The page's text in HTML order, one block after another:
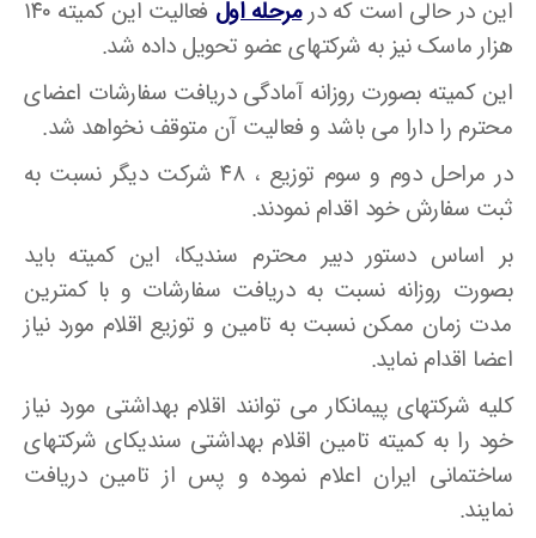
این در حالی است که درمرحله اول
فعالیت این کمیته ۱۴۰
هزار ماسک نیز به شرکتهای عضو تحویل داده شد.
این کمیته بصورت روزانه آمادگی دریافت سفارشات اعضای
محترم را دارا می باشد و فعالیت آن متوقف نخواهد شد.
در مراحل دوم و سوم توزیع ، ۴۸ شرکت دیگر نسبت به
ثبت سفارش خود اقدام نمودند.
بر اساس دستور دبیر محترم سندیکا، این کمیته باید
بصورت روزانه نسبت به دریافت سفارشات و با کمترین
مدت زمان ممکن نسبت به تامین و توزیع اقلام مورد نیاز
اعضا اقدام نماید.
کلیه شرکتهای پیمانکار می توانند اقلام بهداشتی مورد نیاز
خود را به کمیته تامین اقلام بهداشتی سندیکای شرکتهای
ساختمانی ایران اعلام نموده و پس از تامین دریافت
نمایند.